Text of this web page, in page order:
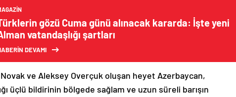
gözü Cuma günü alınacak kararda: İşte yeni
vatandaşlığı şartları
DEVAMI
Novak ve Aleksey Overçuk oluşan heyet Azerbaycan,
üçlü bildirinin bölgede sağlam ve uzun süreli barışın